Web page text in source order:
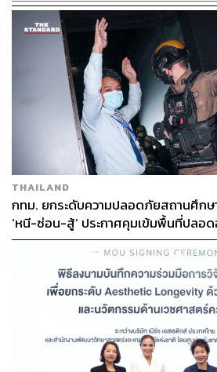
ABOUT THE
ภูริตา บุญล้อม
Beauty Editor |
THAILAND
กทม. ยกระดับความปลอดภัยสถานศึก
‘หนี-ซ่อน-สู้’ ประกาศคุมเข้มพื้นที่ปลอด